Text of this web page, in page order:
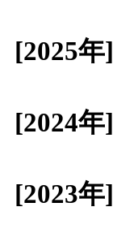
[2025年]
[2024年]
[2023年]